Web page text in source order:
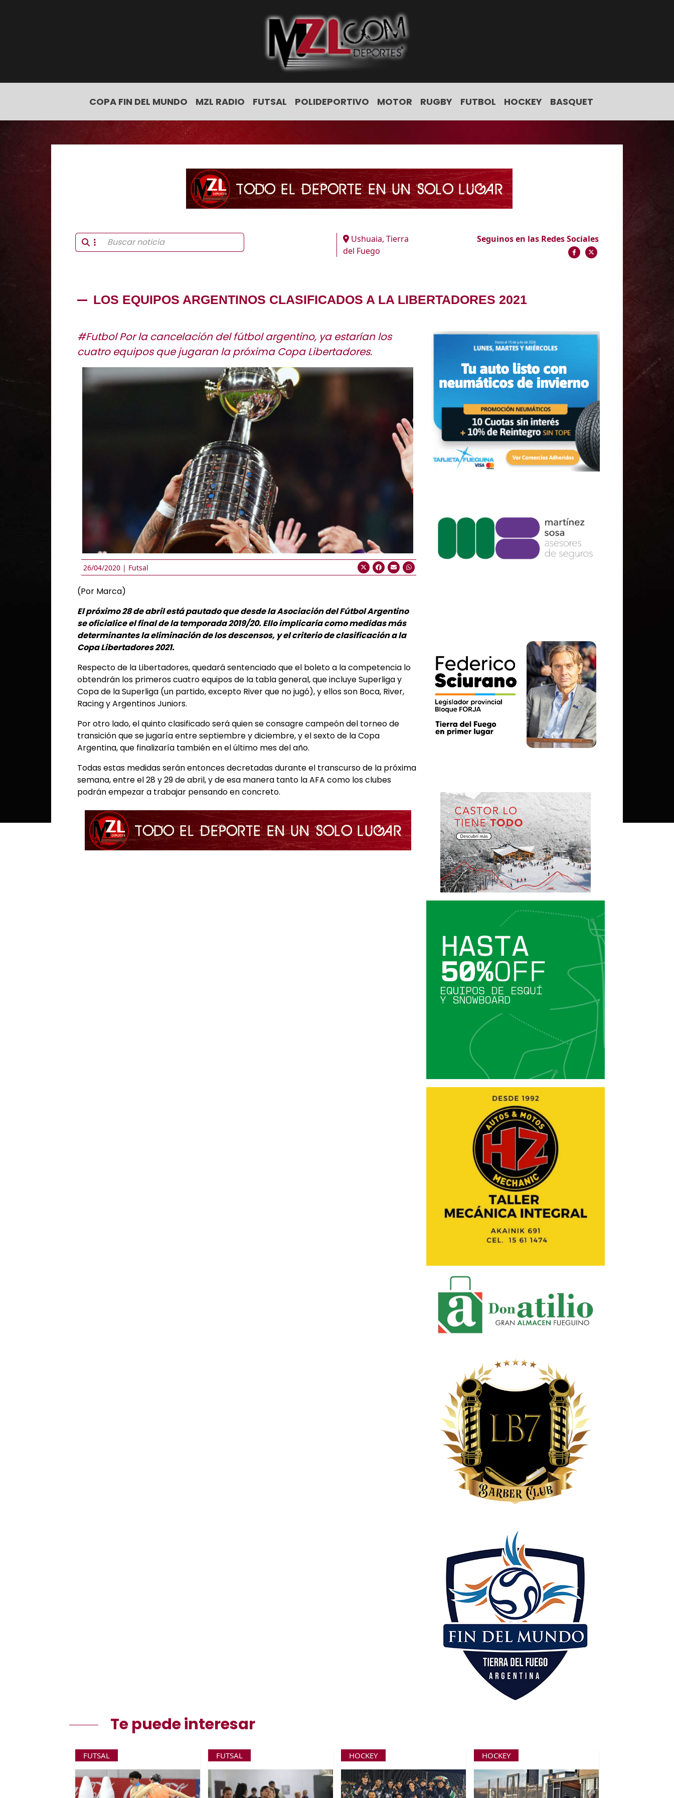
COPA FIN DEL MUNDO MZL RADIO FUTSAL POLIDEPORTIVO MOTOR RUGBY FUTBOL HOCKEY BASQUET
Ushuaia, Tierra
del Fuego
Seguinos en las Redes Sociales
LOS EQUIPOS ARGENTINOS CLASIFICADOS A LA LIBERTADORES 2021
#Futbol Por la cancelación del fútbol argentino, ya estarían los
cuatro equipos que jugaran la próxima Copa Libertadores.
26/04/2020 | Futsal
(Por Marca)
El próximo 28 de abril está pautado que desde la Asociación del Fútbol Argentino
se oficialice el final de la temporada 2019/20. Ello implicaría como medidas más
determinantes la eliminación de los descensos, y el criterio de clasificación a la
Copa Libertadores 2021.
Respecto de la Libertadores, quedará sentenciado que el boleto a la competencia lo
obtendrán los primeros cuatro equipos de la tabla general, que incluye Superliga y
Copa de la Superliga (un partido, excepto River que no jugó), y ellos son Boca, River,
Racing y Argentinos Juniors.
Por otro lado, el quinto clasificado será quien se consagre campeón del torneo de
transición que se jugaría entre septiembre y diciembre, y el sexto de la Copa
Argentina, que finalizaría también en el último mes del año.
Todas estas medidas serán entonces decretadas durante el transcurso de la próxima
semana, entre el 28 y 29 de abril, y de esa manera tanto la AFA como los clubes
podrán empezar a trabajar pensando en concreto.
Te puede interesar
FUTSAL FUTSAL HOCKEY HOCKEY